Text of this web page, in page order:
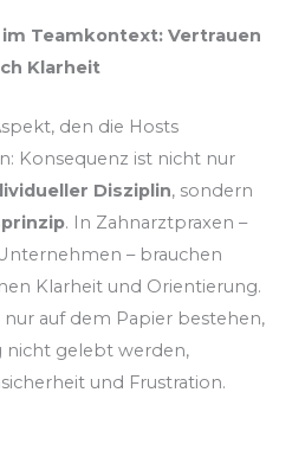
Teamkontext: Vertrauen
Klarheit
den die Hosts
Konsequenz ist nicht nur
Disziplin, sondern
. In Zahnarztpraxen –
– brauchen
Klarheit und Orientierung.
auf dem Papier bestehen,
nicht gelebt werden,
und Frustration.